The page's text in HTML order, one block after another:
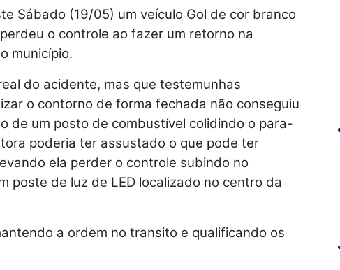
Sábado (19/05) um veículo Gol de cor branco
o controle ao fazer um retorno na
município.
do acidente, mas que testemunhas
o contorno de forma fechada não conseguiu
de um posto de combustível colidindo o para-
poderia ter assustado o que pode ter
ela perder o controle subindo no
poste de luz de LED localizado no centro da
a ordem no transito e qualificando os